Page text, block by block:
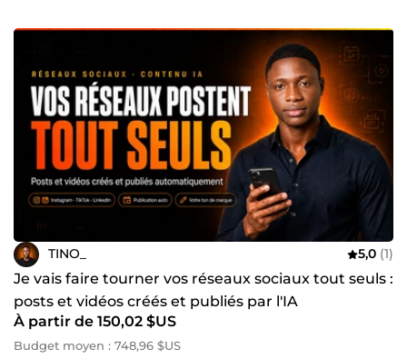
TINO_ 5,0 (1)
Je vais faire tourner vos réseaux sociaux tout seuls :
posts et vidéos créés et publiés par l'IA
À partir de 150,02 $US
Budget moyen : 748,96 $US